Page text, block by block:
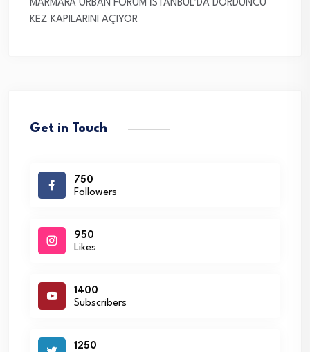
MARMARA URBAN FORUM İSTANBUL’DA DÖRDÜNCÜ
KEZ KAPILARINI AÇIYOR
Get in Touch
750
Followers
950
Likes
1400
Subscribers
1250